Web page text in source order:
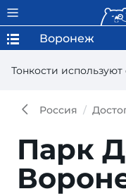
Тонкости
Воронеж
Россия
Парк